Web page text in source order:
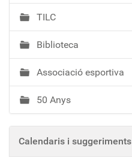
TILC
Biblioteca
Associació esportiva
50 Anys
Calendaris i suggeriments